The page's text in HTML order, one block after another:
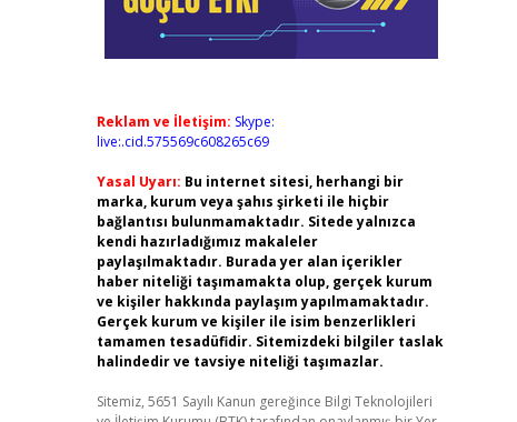
Reklam ve İletişim: Skype:
live:.cid.575569c608265c69
Yasal Uyarı: Bu internet sitesi, herhangi bir
marka, kurum veya şahıs şirketi ile hiçbir
bağlantısı bulunmamaktadır. Sitede yalnızca
kendi hazırladığımız makaleler
paylaşılmaktadır. Burada yer alan içerikler
haber niteliği taşımamakta olup, gerçek kurum
ve kişiler hakkında paylaşım yapılmamaktadır.
Gerçek kurum ve kişiler ile isim benzerlikleri
tamamen tesadüfidir. Sitemizdeki bilgiler taslak
halindedir ve tavsiye niteliği taşımazlar.
Sitemiz, 5651 Sayılı Kanun gereğince Bilgi Teknolojileri